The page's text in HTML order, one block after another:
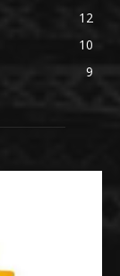
12
10
9